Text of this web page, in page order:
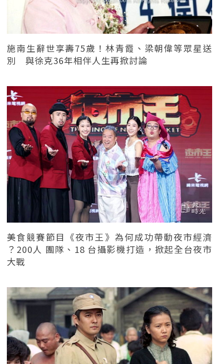
施南生辭世享壽75歲！林青霞、梁朝偉等眾星送
別 與徐克36年相伴人生再掀討論
美食競賽節目《夜市王》為何成功帶動夜市經濟
？200人 團隊、18 台攝影機打造，掀起全台夜市
大戰